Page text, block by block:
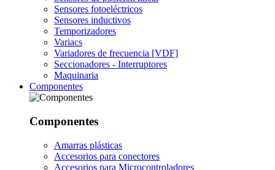
Sensores fotoeléctricos
Sensores inductivos
Temporizadores
Variacs
Variadores de frecuencia [VDF]
Seccionadores - Interruptores
Maquinaria
Componentes
Componentes
Amarras plásticas
Accesorios para conectores
Accesorios para Microcontroladores